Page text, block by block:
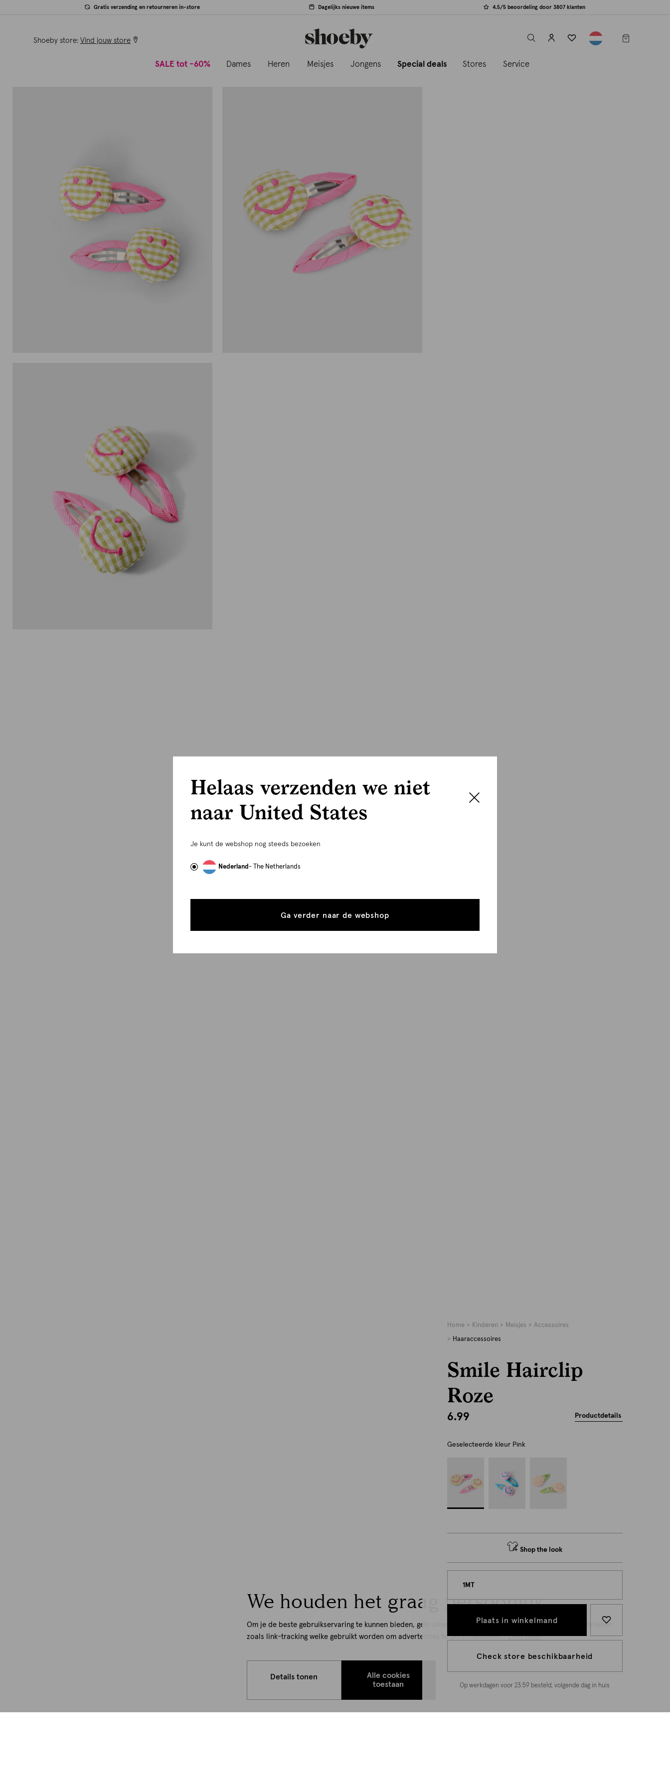
We houden het graag persoonlijk
Om je de beste gebruikservaring te kunnen bieden, gebruiken wij cookies en daarmee vergelijkbare technieken
zoals link-tracking welke gebruikt worden om advertenties te personaliseren...Lees meer
Details tonen
Alle cookies
toestaan
Gratis verzending en retourneren in-store Dagelijks nieuwe items 4.5/5 beoordeling door 3807 klanten
Shoeby store: Vind jouw store
label.header.toggle
SALE tot -60% Dames Heren Meisjes Jongens Special deals Stores Service
Home Kinderen Meisjes Accessoires
Haaraccessoires
Smile Hairclip
Roze
6.99 Productdetails
Geselecteerde kleur Pink
Shop the look
1MT
Plaats in winkelmand
Check store beschikbaarheid
Op werkdagen voor 23:59 besteld, volgende dag in huis
Helaas verzenden we niet
naar United States
Je kunt de webshop nog steeds bezoeken
Nederland- The Netherlands
Ga verder naar de webshop